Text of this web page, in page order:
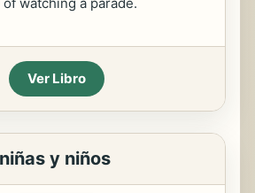
Ver Libro
y niños